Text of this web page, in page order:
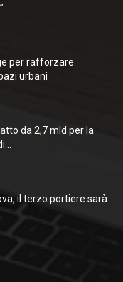
per rafforzare
urbani
da 2,7 mld per la
il terzo portiere sarà